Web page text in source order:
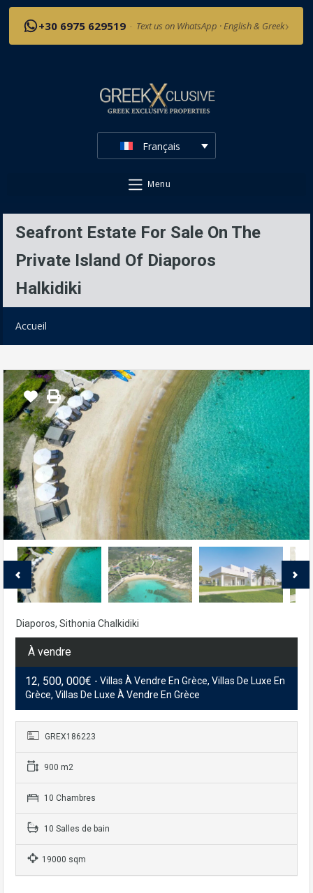
+30 6975 629519 · Text us on WhatsApp · English & Greek›
Français
Menu
Seafront Estate For Sale On The
Private Island Of Diaporos
Halkidiki
Accueil
Diaporos, Sithonia Chalkidiki
À vendre
12, 500, 000€ - Villas À Vendre En Grèce, Villas De Luxe En
Grèce, Villas De Luxe À Vendre En Grèce
GREX186223
900 m2
10 Chambres
10 Salles de bain
19000 sqm